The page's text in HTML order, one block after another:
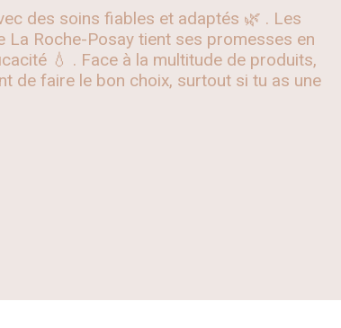
des soins fiables et adaptés 🌿 . Les
La Roche-Posay tient ses promesses en
💧 . Face à la multitude de produits,
de faire le bon choix, surtout si tu as une